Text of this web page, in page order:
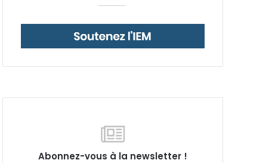
Abonnez-vous à la newsletter !